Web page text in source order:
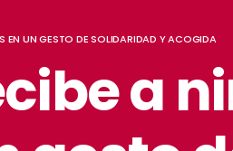
EN UN GESTO DE SOLIDARIDAD Y ACOGIDA
a